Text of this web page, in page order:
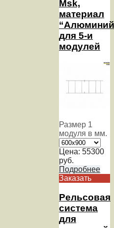
Msk,
материал
для 5-и
модулей
Размер 1
модуля в мм.
Цена: 55300
руб.
Подробнее
Заказать
Рельсовая
система
для